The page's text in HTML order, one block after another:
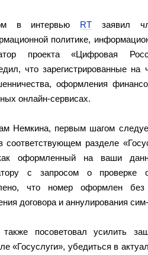
в интервью RT заявил
политике,
проекта «Цифровая
что зарегистрированные
оформления
онлайн‑сервисах.
Немкина, первым шагом
соответствующем разделе
оформленный на ваши
с запросом о проверке
что номер оформлен без
договора и аннулирования
также посоветовал усилить
«Госуслуги», убедиться в